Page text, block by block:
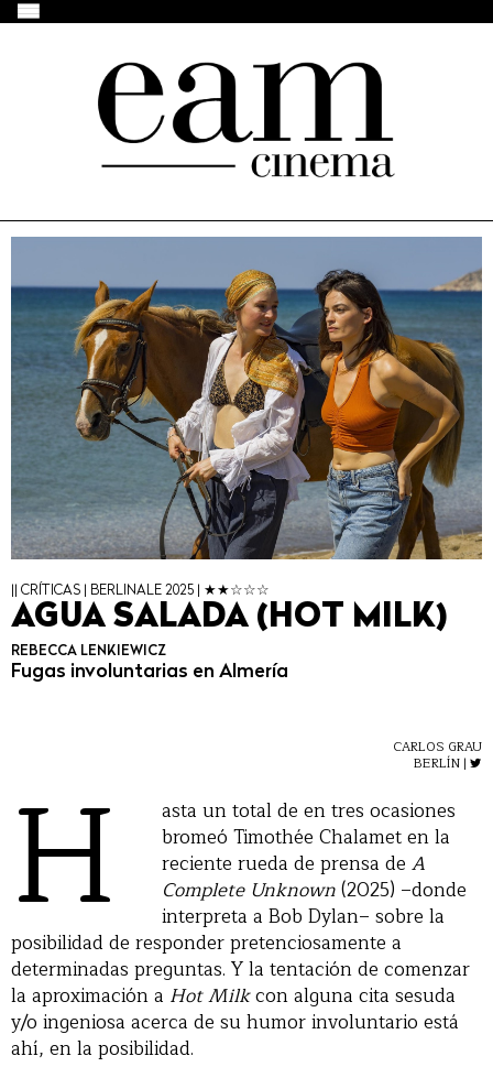
|| CRÍTICAS | BERLINALE 2025 | ★★☆☆☆
AGUA SALADA (HOT MILK)
REBECCA LENKIEWICZ
Fugas involuntarias en Almería
CARLOS GRAU
BERLÍN |
H
asta un total de en tres ocasiones
bromeó Timothée Chalamet en la
reciente rueda de prensa de A
Complete Unknown(2025) –donde
interpreta a Bob Dylan– sobre la
posibilidad de responder pretenciosamente a
determinadas preguntas. Y la tentación de comenzar
la aproximación a Hot Milkcon alguna cita sesuda
y/o ingeniosa acerca de su humor involuntario está
ahí, en la posibilidad.